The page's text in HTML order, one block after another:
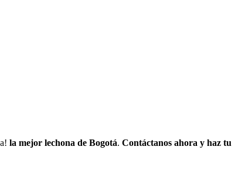
la mejor lechona de Bogotá. Contáctanos ahora y haz tu